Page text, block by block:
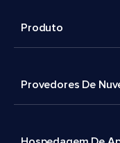
Produto
Provedores De